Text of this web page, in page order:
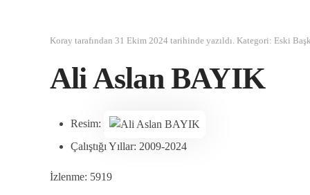
Koray tarafından 31 Ekim 2024 tarihinde yazıldı. Kategori: Eski
Ali Aslan BAYIK
Resim:
Çalıştığı Yıllar: 2009-2024
İzlenme: 5919